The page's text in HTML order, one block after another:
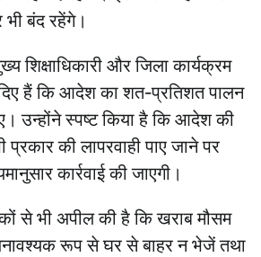
बंद रहेंगे।
शिक्षाधिकारी और जिला कार्यक्रम
दिए हैं कि आदेश का शत-प्रतिशत पालन
उन्होंने स्पष्ट किया है कि आदेश की
की लापरवाही पाए जाने पर
कार्रवाई की जाएगी।
से भी अपील की है कि खराब मौसम
रूप से घर से बाहर न भेजें तथा